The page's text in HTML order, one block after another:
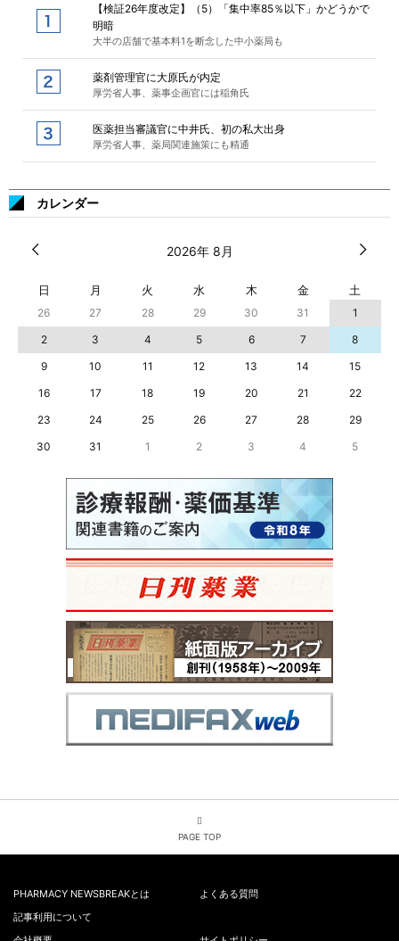
【検証26年度改定】（5）「集中率85％以下」かどうかで
明暗
大半の店舗で基本料1を断念した中小薬局も
薬剤管理官に大原氏が内定
厚労省人事、薬事企画官には稲角氏
医薬担当審議官に中井氏、初の私大出身
厚労省人事、薬局関連施策にも精通
カレンダー
2026年 8月
日 月 火 水 木 金 土
26 27 28 29 30 31
1
2
3 4 5 6 7
8
9
10 11 12 13 14
15
16
17 18 19 20 21
22
23
24 25 26 27 28
29
30
31 1 2 3 4 5
PAGE TOP
PHARMACY NEWSBREAKとは
よくある質問
記事利用について